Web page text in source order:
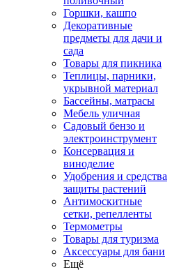
Горшки, кашпо
Декоративные
предметы для дачи и
сада
Товары для пикника
Теплицы, парники,
укрывной материал
Бассейны, матрасы
Мебель уличная
Садовый бензо и
электроинструмент
Консервация и
виноделие
Удобрения и средства
защиты растений
Антимоскитные
сетки, репелленты
Термометры
Товары для туризма
Аксессуары для бани
Ещё